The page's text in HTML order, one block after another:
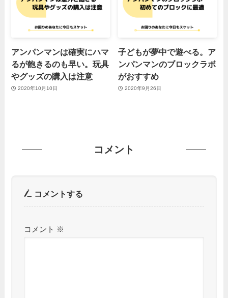
アンパンマンは確実にハマ
るが飽きるのも早い。玩具
やグッズの購入は注意
2020年10月10日
子どもが夢中で遊べる。ア
ンパンマンのブロックラボ
がおすすめ
2020年9月26日
コメント
コメントする
コメント ※